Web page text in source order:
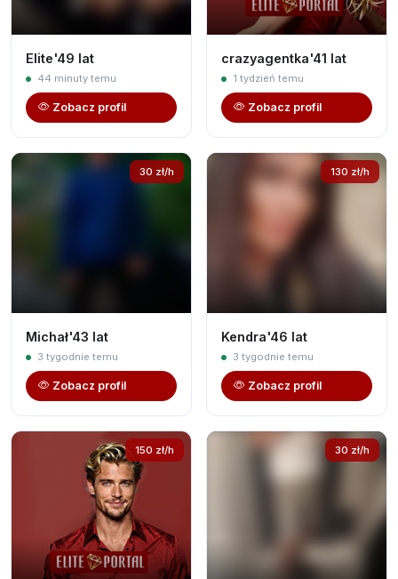
Elite'49 lat
44 minuty temu
Zobacz profil
crazyagentka'41 lat
1 tydzień temu
Zobacz profil
30 zł/h
Michał'43 lat
3 tygodnie temu
Zobacz profil
130 zł/h
Kendra'46 lat
3 tygodnie temu
Zobacz profil
150 zł/h 30 zł/h